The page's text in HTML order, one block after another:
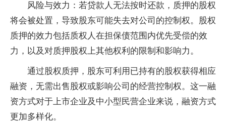
风险与效力：若贷款人无法按时还款，质押的股权
将会被处置，导致股东可能失去对公司的控制权。股权
质押的效力包括质权人在担保债范围内优先受偿的效
力，以及对质押股权上其他权利的限制和影响力。
通过股权质押，股东可利用已持有的股权获得相应
融资，无需出售股权或影响公司的经营控制权。这一融
资方式对于上市企业及中小型民营企业来说，融资方式
更加多样化。